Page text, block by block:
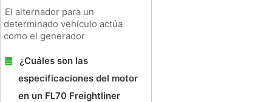
El alternador para un
determinado vehículo actúa
como el generador
¿Cuáles son las
especificaciones del motor
en un FL70 Freightliner